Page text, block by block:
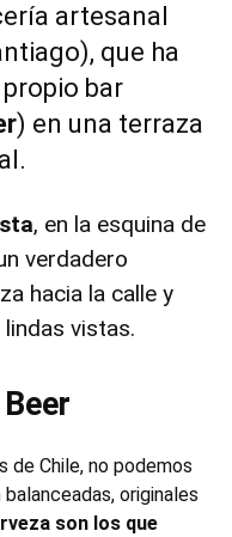
artesanal
que ha
bar
) en una terraza
, en la esquina de
verdadero
hacia la calle y
vistas.
de Chile, no podemos
originales
son los que